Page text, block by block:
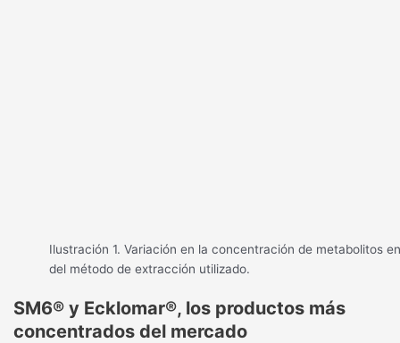
Ilustración 1. Variación en la concentración de metabolitos
del método de extracción utilizado.
SM6® y Ecklomar®, los productos más
concentrados del mercado